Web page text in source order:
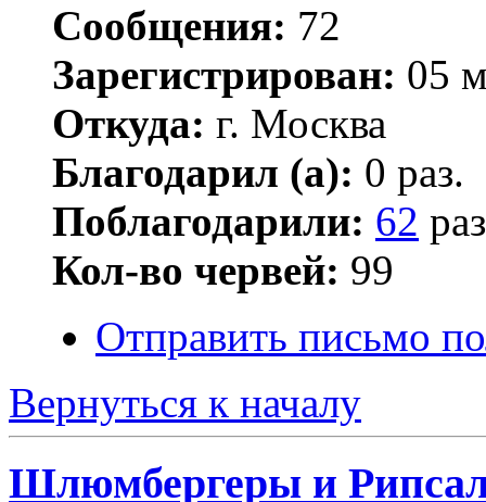
Сообщения: 72
Зарегистрирован: 05
Откуда: г. Москва
Благодарил (а): 0 раз.
Поблагодарили: 62
Кол-во червей: 99
Отправить письмо
Вернуться к началу
Шлюмбергеры и